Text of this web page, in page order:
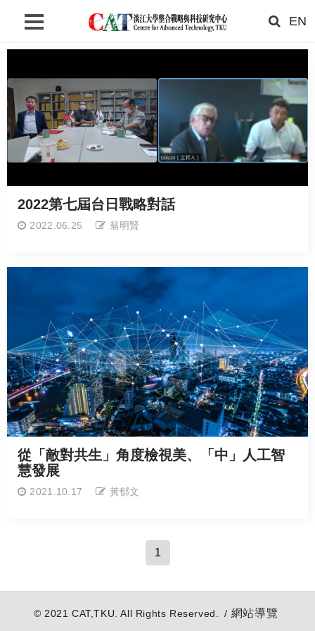
關於我們
最新消息
研究成果
搜尋
網站語系
EN
2022第七屆台日戰略對話
2022.06.25 翁明賢
從「敵對共生」角度檢視美、「中」人工智
慧發展
2021.10.17 黃郁文
1
© 2021 CAT,TKU. All Rights Reserved. / 網站導覽